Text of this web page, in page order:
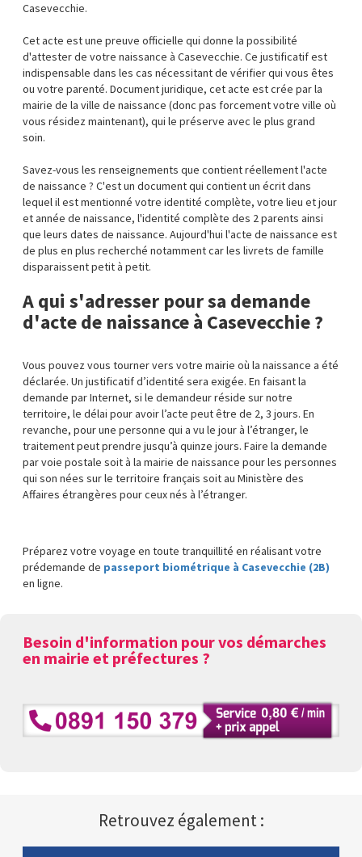
Casevecchie.
Cet acte est une preuve officielle qui donne la possibilité
d'attester de votre naissance à Casevecchie. Ce justificatif est
indispensable dans les cas nécessitant de vérifier qui vous êtes
ou votre parenté. Document juridique, cet acte est crée par la
mairie de la ville de naissance (donc pas forcement votre ville où
vous résidez maintenant), qui le préserve avec le plus grand
soin.
Savez-vous les renseignements que contient réellement l'acte
de naissance ? C'est un document qui contient un écrit dans
lequel il est mentionné votre identité complète, votre lieu et jour
et année de naissance, l'identité complète des 2 parents ainsi
que leurs dates de naissance. Aujourd'hui l'acte de naissance est
de plus en plus recherché notamment car les livrets de famille
disparaissent petit à petit.
A qui s'adresser pour sa demande
d'acte de naissance à Casevecchie ?
Vous pouvez vous tourner vers votre mairie où la naissance a été
déclarée. Un justificatif d’identité sera exigée. En faisant la
demande par Internet, si le demandeur réside sur notre
territoire, le délai pour avoir l’acte peut être de 2, 3 jours. En
revanche, pour une personne qui a vu le jour à l’étranger, le
traitement peut prendre jusqu’à quinze jours. Faire la demande
par voie postale soit à la mairie de naissance pour les personnes
qui son nées sur le territoire français soit au Ministère des
Affaires étrangères pour ceux nés à l’étranger.
Préparez votre voyage en toute tranquillité en réalisant votre
prédemande de passeport biométrique à Casevecchie (2B)
en ligne.
Besoin d'information pour vos démarches
en mairie et préfectures ?
Retrouvez également :